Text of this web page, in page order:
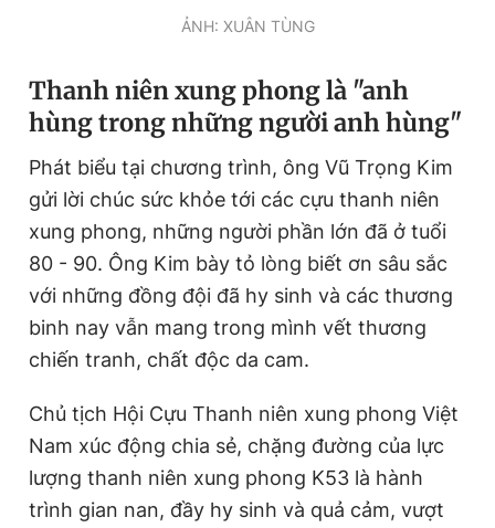
ẢNH: XUÂN TÙNG
Thanh niên xung phong là "anh
hùng trong những người anh hùng"
Phát biểu tại chương trình, ông Vũ Trọng Kim
gửi lời chúc sức khỏe tới các cựu thanh niên
xung phong, những người phần lớn đã ở tuổi
80 - 90. Ông Kim bày tỏ lòng biết ơn sâu sắc
với những đồng đội đã hy sinh và các thương
binh nay vẫn mang trong mình vết thương
chiến tranh, chất độc da cam.
Chủ tịch Hội Cựu Thanh niên xung phong Việt
Nam xúc động chia sẻ, chặng đường của lực
lượng thanh niên xung phong K53 là hành
trình gian nan, đầy hy sinh và quả cảm, vượt